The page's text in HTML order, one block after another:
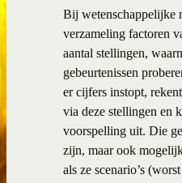
Bij wetenschappelijke
verzameling factoren
aantal stellingen,
gebeurtenissen
er cijfers instopt,
via deze stellingen en
voorspelling uit. Die
zijn, maar ook
als ze scenario’s